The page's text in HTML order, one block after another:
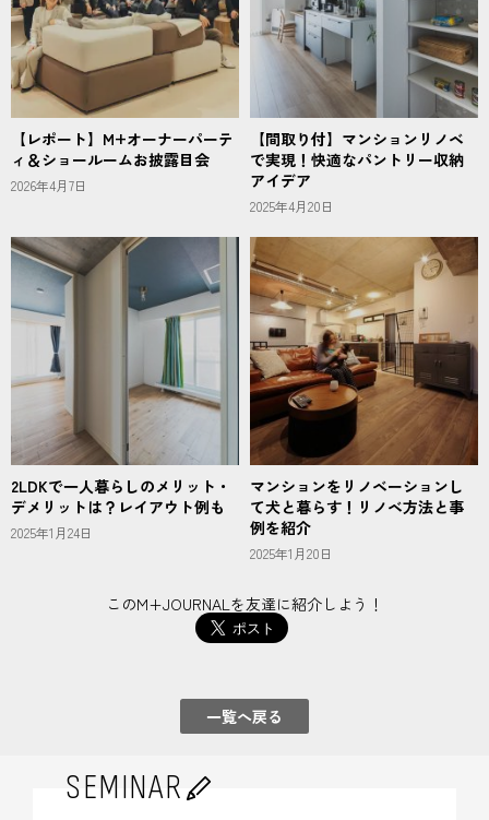
【レポート】M+オーナーパーテ
ィ＆ショールームお披露目会
2026年4月7日
【間取り付】マンションリノベ
で実現！快適なパントリー収納
アイデア
2025年4月20日
2LDKで一人暮らしのメリット・
デメリットは？レイアウト例も
2025年1月24日
マンションをリノベーションし
て犬と暮らす！リノベ方法と事
例を紹介
2025年1月20日
このM+JOURNALを友達に紹介しよう！
一覧へ戻る
SEMINAR